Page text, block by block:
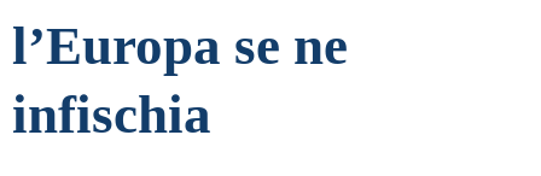
l’Europa se ne
infischia